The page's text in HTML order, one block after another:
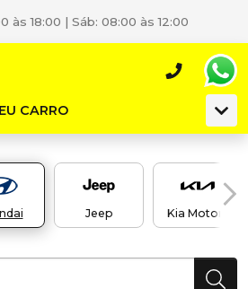
às 18:00 | Sáb: 08:00 às 12:00
CARRO
Jeep Kia Motors